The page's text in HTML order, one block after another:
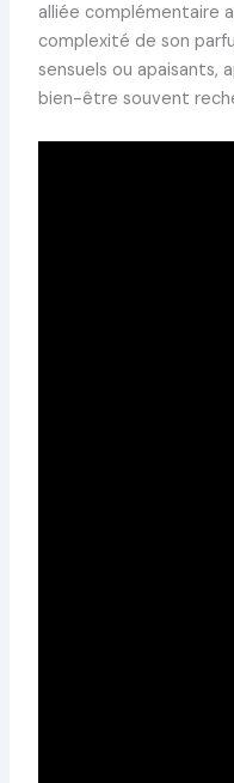
alliée complémentaire
complexité de son
sensuels ou apaisants,
bien-être souvent